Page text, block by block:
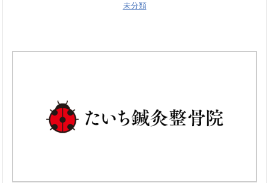
未分類